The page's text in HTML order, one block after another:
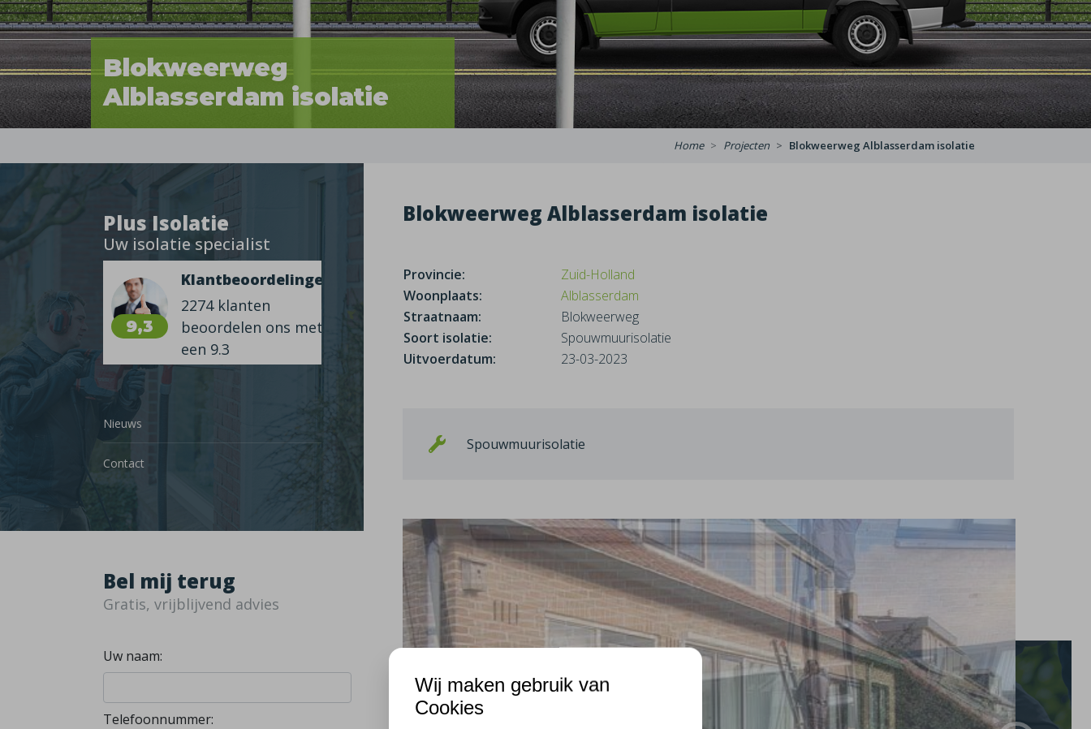
Blokweerweg
Alblasserdam isolatie
Home Projecten Blokweerweg Alblasserdam isolatie
Plus Isolatie
Uw isolatie specialist
9,3
Klantbeoordelingen
2274 klanten
beoordelen ons met
een 9.3
Nieuws
Contact
Bel mij terug
Gratis, vrijblijvend advies
Uw naam:
Telefoonnummer:
Blokweerweg Alblasserdam isolatie
Provincie:
Zuid-Holland
Woonplaats:
Alblasserdam
Straatnaam:
Blokweerweg
Soort isolatie:
Spouwmuurisolatie
Uitvoerdatum:
23-03-2023
Spouwmuurisolatie
Wij maken gebruik van
Cookies